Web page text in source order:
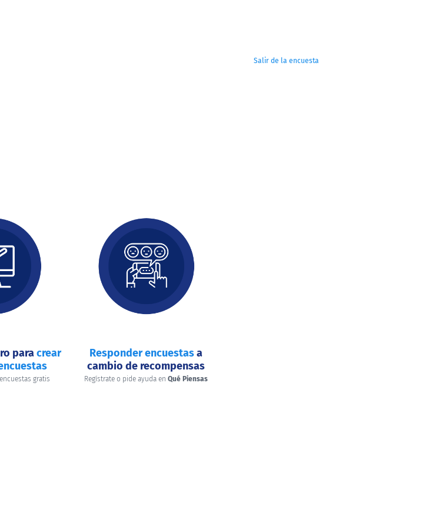
Salir de la encuesta
paracrear
gratis
Responder encuestasa
cambio de recompensas
Regístrate o pide ayuda en Qué Piensas